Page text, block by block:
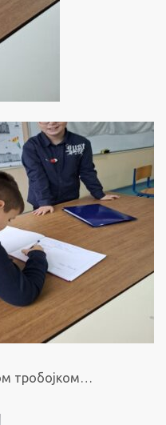
тробојком…